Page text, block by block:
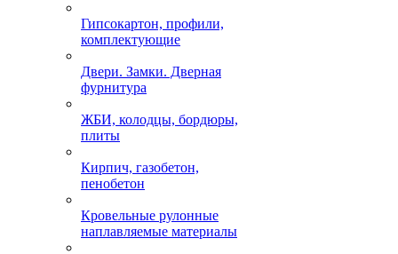
Гипсокартон, профили,
комплектующие
Двери. Замки. Дверная
фурнитура
ЖБИ, колодцы, бордюры,
плиты
Кирпич, газобетон,
пенобетон
Кровельные рулонные
наплавляемые материалы